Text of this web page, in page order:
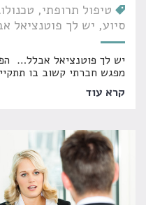
טיפול תרופתי
סיוע יש לך פוטנציאל
יש לך פוטנציאל אבלל…
מפגש חברתי קשוב בו
קרא עוד